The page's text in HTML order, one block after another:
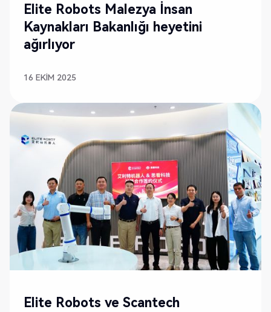
Elite Robots Malezya İnsan
Kaynakları Bakanlığı heyetini
ağırlıyor
16 EKIM 2025
Elite Robots ve Scantech